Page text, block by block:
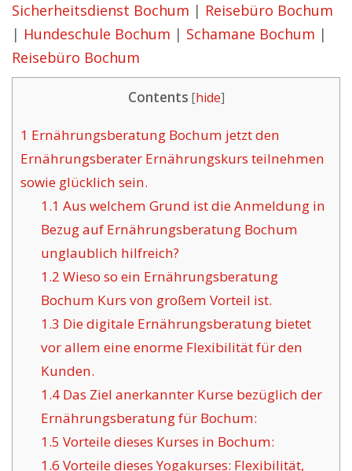
Sicherheitsdienst Bochum | Reisebüro Bochum
| Hundeschule Bochum | Schamane Bochum |
Reisebüro Bochum
Contents [hide]
1 Ernährungsberatung Bochum jetzt den
Ernährungsberater Ernährungskurs teilnehmen
sowie glücklich sein.
1.1 Aus welchem Grund ist die Anmeldung in
Bezug auf Ernährungsberatung Bochum
unglaublich hilfreich?
1.2 Wieso so ein Ernährungsberatung
Bochum Kurs von großem Vorteil ist.
1.3 Die digitale Ernährungsberatung bietet
vor allem eine enorme Flexibilität für den
Kunden.
1.4Das Ziel anerkannter Kurse bezüglich der
Ernährungsberatung für Bochum:
1.5 Vorteile dieses Kurses in Bochum:
1.6 Vorteile dieses Yogakurses: Flexibilität,